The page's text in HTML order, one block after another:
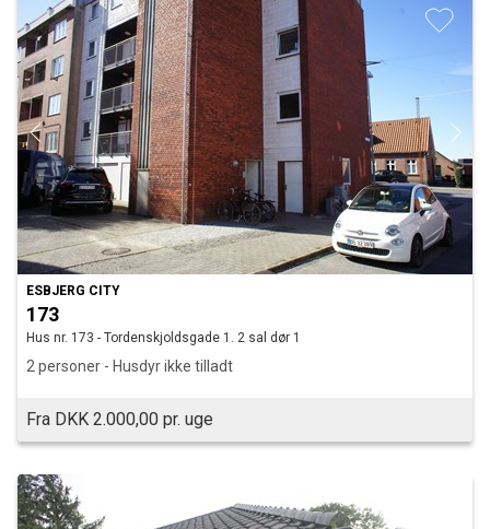
ESBJERG CITY
173
Hus nr. 173 - Tordenskjoldsgade 1. 2 sal dør 1
2 personer - Husdyr ikke tilladt
Fra DKK 2.000,00 pr. uge